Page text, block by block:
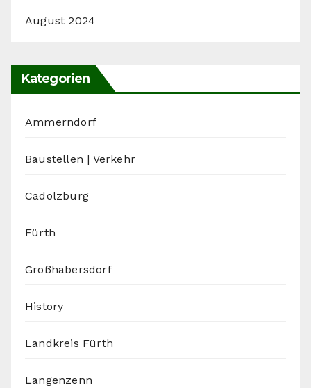
August 2024
Kategorien
Ammerndorf
Baustellen | Verkehr
Cadolzburg
Fürth
Großhabersdorf
History
Landkreis Fürth
Langenzenn